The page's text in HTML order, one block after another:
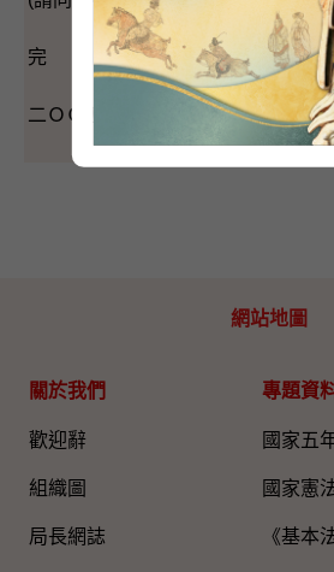
完
二ＯＯ五年三月二十日（星期日）
網站地圖
關於我們
歡迎辭
組織圖​
局長網誌
專題資
國家五
國家憲
《基本